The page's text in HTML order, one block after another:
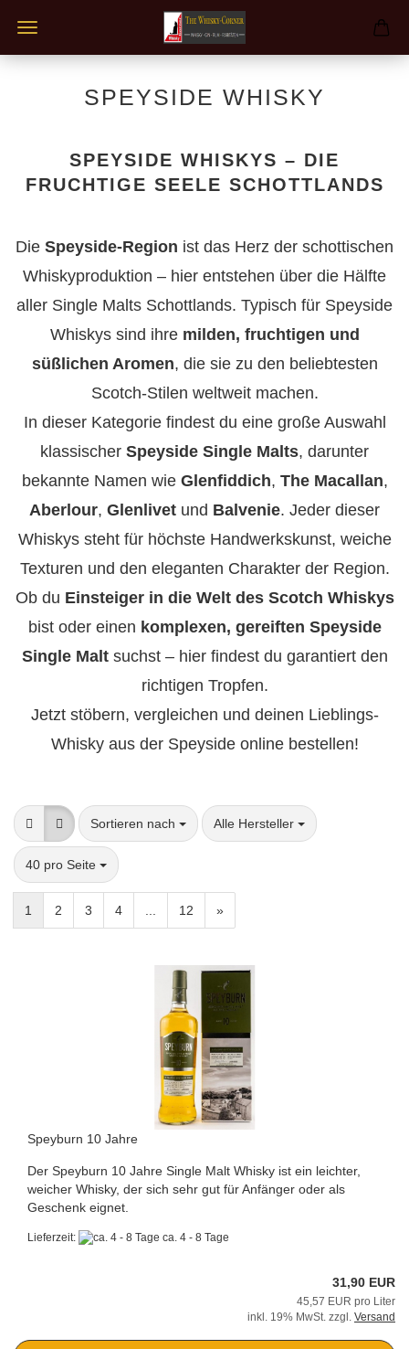
SPEYSIDE WHISKY
SPEYSIDE WHISKYS – DIE
FRUCHTIGE SEELE SCHOTTLANDS
Die Speyside-Region ist das Herz der schottischen
Whiskyproduktion – hier entstehen über die Hälfte
aller Single Malts Schottlands. Typisch für Speyside
Whiskys sind ihre milden, fruchtigen und
süßlichen Aromen, die sie zu den beliebtesten
Scotch-Stilen weltweit machen.
In dieser Kategorie findest du eine große Auswahl
klassischer Speyside Single Malts, darunter
bekannte Namen wie Glenfiddich, The Macallan,
Aberlour, Glenlivet und Balvenie. Jeder dieser
Whiskys steht für höchste Handwerkskunst, weiche
Texturen und den eleganten Charakter der Region.
Ob du Einsteiger in die Welt des Scotch Whiskys
bist oder einen komplexen, gereiften Speyside
Single Maltsuchst – hier findest du garantiert den
richtigen Tropfen.
Jetzt stöbern, vergleichen und deinen Lieblings-
Whisky aus der Speyside online bestellen!
Sortieren nach
Sortieren nach Alle Hersteller
pro Seite
40 pro Seite
pro Seite
1 2 3 4 12 »
Speyburn 10 Jahre
Der Speyburn 10 Jahre Single Malt Whisky ist ein leichter,
weicher Whisky, der sich sehr gut für Anfänger oder als
Geschenk eignet.
Lieferzeit: ca. 4 - 8 Tage
31,90 EUR
45,57 EUR pro Liter
inkl. 19% MwSt. zzgl. Versand